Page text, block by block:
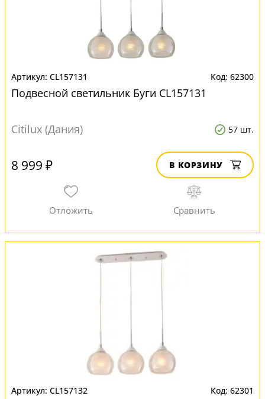
CL157131 62300
Подвесной светильник Буги CL157131
Citilux (Дания) 57 шт.
8 999 ₽ В КОРЗИНУ
CL157132 62301